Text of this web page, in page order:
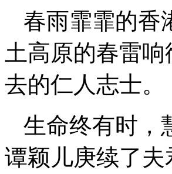
春雨霏霏的香
土高原的春雷
去的仁人志士。
生命终有时，
谭颖儿庚续了